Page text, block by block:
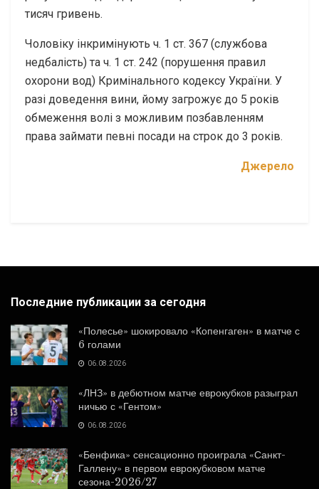
тисяч гривень.
Чоловіку інкримінують ч. 1 ст. 367 (службова
недбалість) та ч. 1 ст. 242 (порушення правил
охорони вод) Кримінального кодексу України. У
разі доведення вини, йому загрожує до 5 років
обмеження волі з можливим позбавленням
права займати певні посади на строк до 3 років.
Джерело
Последние публикации за сегодня
«Полесье» шокировало «Копенгаген» в матче с
6 голами
06.08.2026
«ЛНЗ» в дебютном матче еврокубков разыграл
ничью с «Гентом»
06.08.2026
«Бенфика» сенсационно проиграла «Санкт-
Галлену» в первом еврокубковом матче
сезона-2026/27